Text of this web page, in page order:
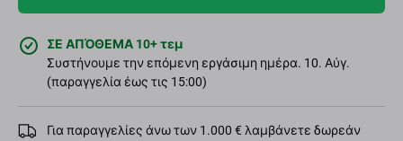
ΣΕ ΑΠΌΘΕΜΑ 10+ τεμ
Συστήνουμε την επόμενη εργάσιμη ημέρα. 10. Αύγ.
(παραγγελία έως τις 15:00)
Για παραγγελίες άνω των 1.000 € λαμβάνετε δωρεάν